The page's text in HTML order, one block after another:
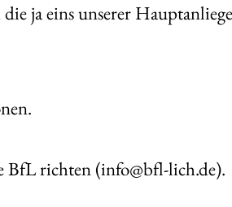
ja eins unserer
BfL richten (info@bfl-lich.de).